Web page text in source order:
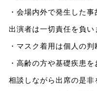
・会場内外で発生した
出演者は一切責任を負い
・マスク着用は個人の判
・高齢の方や基礎疾患
相談しながら出席の是非